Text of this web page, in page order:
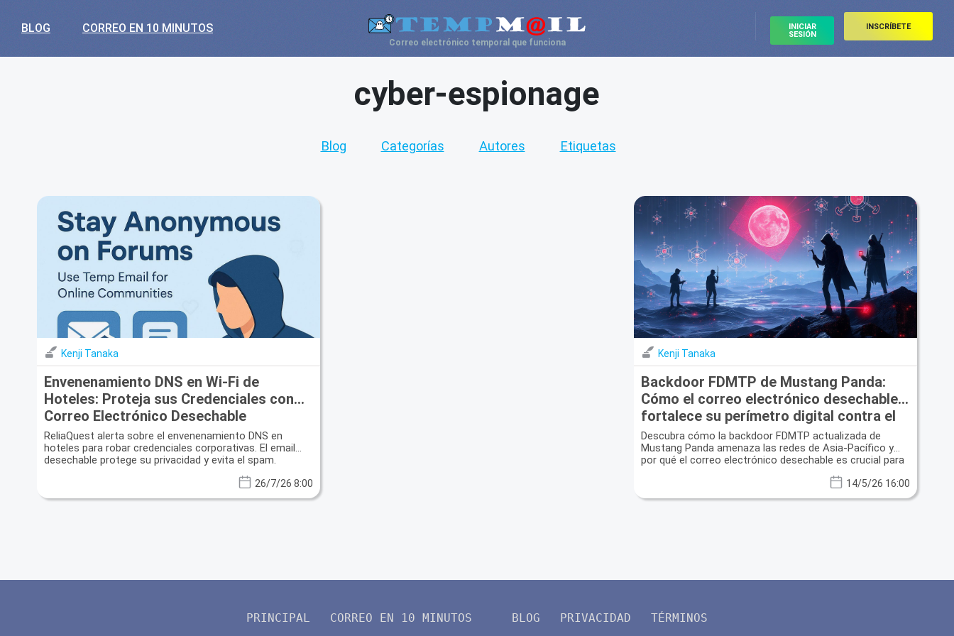
BLOG CORREO EN 10 MINUTOS
Correo electrónico temporal que funciona
INICIAR
SESIÓN
INSCRÍBETE
cyber-espionage
Blog Categorías Autores Etiquetas
Kenji Tanaka
Envenenamiento DNS en Wi-Fi de
Hoteles: Proteja sus Credenciales con
Correo Electrónico Desechable
ReliaQuest alerta sobre el envenenamiento DNS en
hoteles para robar credenciales corporativas. El email
desechable protege su privacidad y evita el spam.
26/7/26 8:00
Kenji Tanaka
Backdoor FDMTP de Mustang Panda:
Cómo el correo electrónico desechable
fortalece su perímetro digital contra el
espionaje patrocinado por el estado
Descubra cómo la backdoor FDMTP actualizada de
Mustang Panda amenaza las redes de Asia-Pacífico y
por qué el correo electrónico desechable es crucial para
14/5/26 16:00
PRINCIPAL CORREO EN 10 MINUTOS BLOG PRIVACIDAD TÉRMINOS